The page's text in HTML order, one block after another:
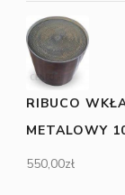
RIBUCO
METALOWY
550,00zł